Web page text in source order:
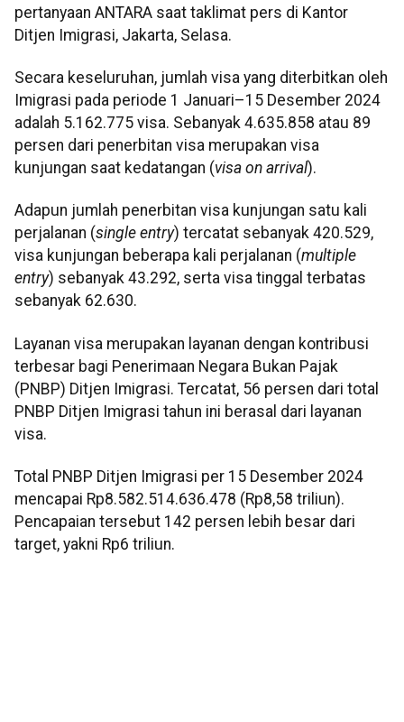
pertanyaan ANTARA saat taklimat pers di Kantor
Ditjen Imigrasi, Jakarta, Selasa.
Secara keseluruhan, jumlah visa yang diterbitkan oleh
Imigrasi pada periode 1 Januari–15 Desember 2024
adalah 5.162.775 visa. Sebanyak 4.635.858 atau 89
persen dari penerbitan visa merupakan visa
kunjungan saat kedatangan (visa on arrival).
Adapun jumlah penerbitan visa kunjungan satu kali
perjalanan (single entry) tercatat sebanyak 420.529,
visa kunjungan beberapa kali perjalanan (multiple
entry) sebanyak 43.292, serta visa tinggal terbatas
sebanyak 62.630.
Layanan visa merupakan layanan dengan kontribusi
terbesar bagi Penerimaan Negara Bukan Pajak
(PNBP) Ditjen Imigrasi. Tercatat, 56 persen dari total
PNBP Ditjen Imigrasi tahun ini berasal dari layanan
visa.
Total PNBP Ditjen Imigrasi per 15 Desember 2024
mencapai Rp8.582.514.636.478 (Rp8,58 triliun).
Pencapaian tersebut 142 persen lebih besar dari
target, yakni Rp6 triliun.